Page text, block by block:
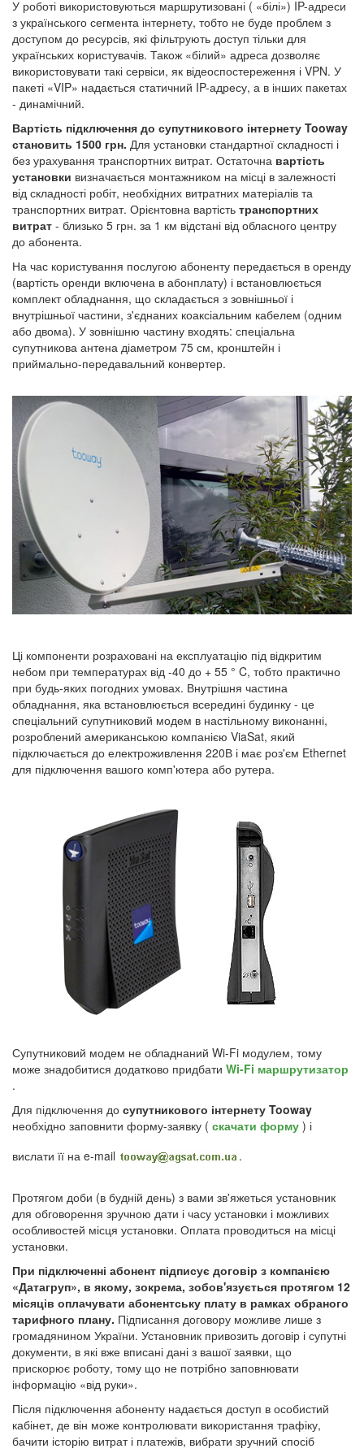
У роботі використовуються маршрутизовані ( «білі») IP-адреси
з українського сегмента інтернету, тобто не буде проблем з
доступом до ресурсів, які фільтрують доступ тільки для
українських користувачів. Також «білий» адреса дозволяє
використовувати такі сервіси, як відеоспостереження і VPN. У
пакеті «VIP» надається статичний IP-адресу, а в інших пакетах
- динамічний.
Вартість підключення до супутникового інтернету Tooway
становить 1500 грн. Для установки стандартної складності і
без урахування транспортних витрат. Остаточна вартість
установки визначається монтажником на місці в залежності
від складності робіт, необхідних витратних матеріалів та
транспортних витрат. Орієнтовна вартість транспортних
витрат - близько 5 грн. за 1 км відстані від обласного центру
до абонента.
На час користування послугою абоненту передається в оренду
(вартість оренди включена в абонплату) і встановлюється
комплект обладнання, що складається з зовнішньої і
внутрішньої частини, з'єднаних коаксіальним кабелем (одним
або двома). У зовнішню частину входять: спеціальна
супутникова антена діаметром 75 см, кронштейн і
приймально-передавальний конвертер.
Ці компоненти розраховані на експлуатацію під відкритим
небом при температурах від -40 до + 55 ° C, тобто практично
при будь-яких погодних умовах. Внутрішня частина
обладнання, яка встановлюється всередині будинку - це
спеціальний супутниковий модем в настільному виконанні,
розроблений американською компанією ViaSat, який
підключається до електроживлення 220В і має роз'єм Ethernet
для підключення вашого комп'ютера або рутера.
Супутниковий модем не обладнаний Wi-Fi модулем, тому
може знадобитися додатково придбати Wi-Fi маршрутизатор
.
Для підключення до супутникового інтернету Tooway
необхідно заповнити форму-заявку ( скачати форму ) і
вислати її на e-mail
.
Протягом доби (в будній день) з вами зв'яжеться установник
для обговорення зручною дати і часу установки і можливих
особливостей місця установки. Оплата проводиться на місці
установки.
При підключенні абонент підписує договір з компанією
«Датагруп», в якому, зокрема, зобов'язується протягом 12
місяців оплачувати абонентську плату в рамках обраного
тарифного плану. Підписання договору можливе лише з
громадянином України. Установник привозить договір і супутні
документи, в які вже вписані дані з вашої заявки, що
прискорює роботу, тому що не потрібно заповнювати
інформацію «від руки».
Після підключення абоненту надається доступ в особистий
кабінет, де він може контролювати використання трафіку,
бачити історію витрат і платежів, вибрати зручний спосіб